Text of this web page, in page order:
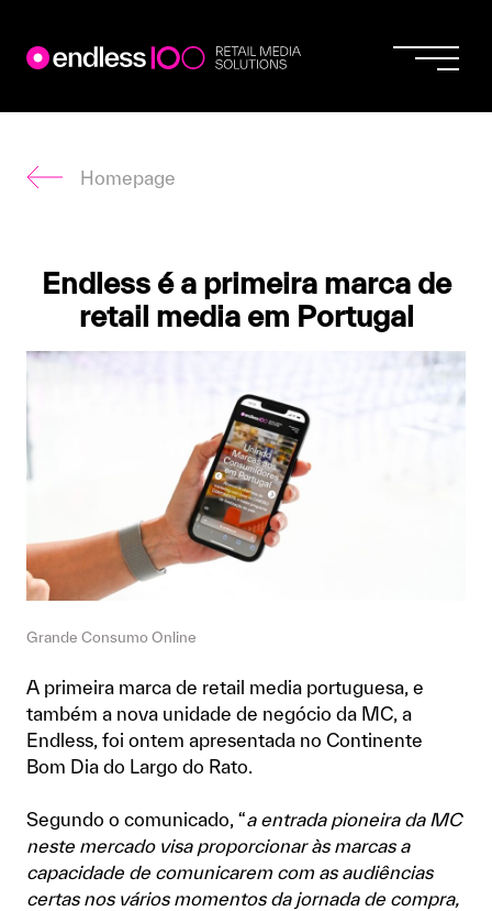
content
Homepage
Endless é a primeira marca de
retail media em Portugal
Grande Consumo Online
A primeira marca de retail media portuguesa, e
também a nova unidade de negócio da MC, a
Endless, foi ontem apresentada no Continente
Bom Dia do Largo do Rato.
Segundo o comunicado, “a entrada pioneira da MC
neste mercado visa proporcionar às marcas a
capacidade de comunicarem com as audiências
certas nos vários momentos da jornada de compra,